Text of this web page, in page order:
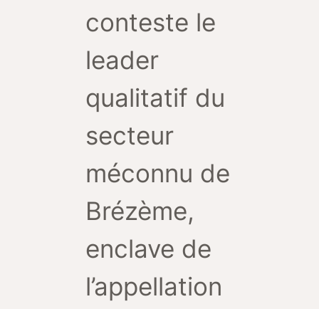
conteste le
leader
qualitatif du
secteur
méconnu de
Brézème,
enclave de
l’appellation